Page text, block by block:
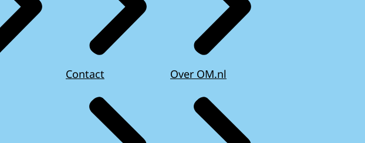
Contact Over OM.nl